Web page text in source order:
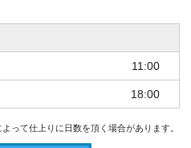
11:00
18:00
って仕上りに日数を頂く場合があります。